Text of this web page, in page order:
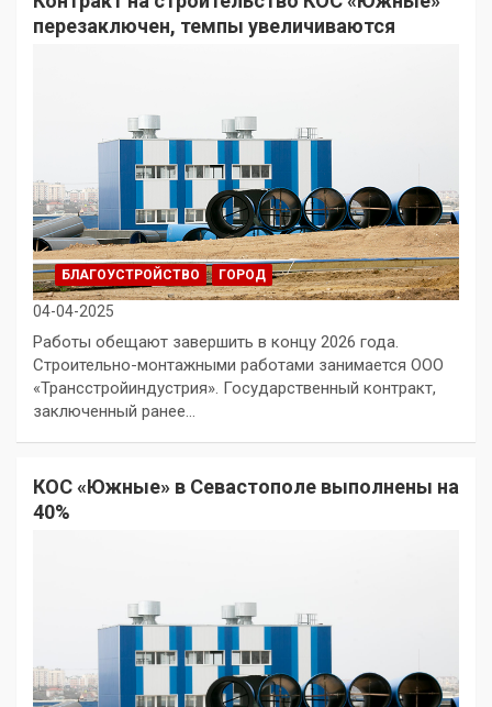
перезаключен, темпы увеличиваются
БЛАГОУСТРОЙСТВО ГОРОД
04-04-2025
Работы обещают завершить в концу 2026 года.
Строительно-монтажными работами занимается ООО
«Трансстройиндустрия». Государственный контракт,
заключенный ранее…
КОС «Южные» в Севастополе выполнены на
40%